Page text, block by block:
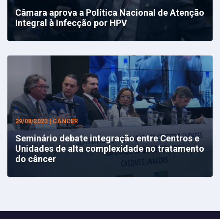
Câmara aprova a Política Nacional de Atenção
Integral à Infecção por HPV
29/08/2023 | CÂNCER
Seminário debate integração entre Centros e
Unidades de alta complexidade no tratamento
do câncer